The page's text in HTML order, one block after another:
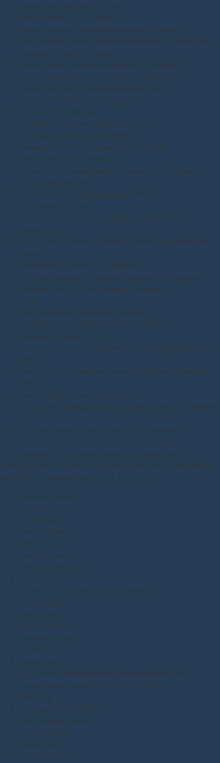
Hannes Jahr, dielinke.SDS Köln
Bernd Joemann, KV Gladbeck
Rüdiger Jurkosek, Stadtverbandssprecher Gladbeck
Vera Kaufmann, stellv. Fraktionsvorsitzende KV Kassel Stadt,
frauenpol. Sprecherin Kassel
Samina Khan, Fraktionsvorsitzende KV Offenbach
Heiner Kockerbeck, Kreisvorstand und Stadtrat Köln
Krishna Koculan, Ortsverbandssprecher und
Fraktionsvorsitzender Sankt Augustin
Bruno Kraft, KV Bremen
Angelika Link-Wilden, Sprecherin KV Köln
Linksjugend [’solid] Rheinland-Pfalz
Alexandra Mehdi, Kreissprecherin KV Solingen
Heike Meissner, KV Darmstadt
Milena Mess, Landessprecher*innenrat der Linksjugend
[’solid] Rheinland-Pfalz
Ralf Michalowsky, Landessprecher NRW
Paul Oehlke, KV Köln
Josef Oeinck, Fraktionsvorsitzender im Stadtrat Oer-
Erkenschwick
Tupac Simon Orellana Mardones, Fraktionsgeschäftsführer
Mainz
Mohammed Ouaiaou, KV Gladbeck
Christiane Reymann, Delegierte Europäische Linkspartei
Katharina Sass, KV Köln/Bergen, Norwegen
F. Saß
Rene Schneider, Kreisvorstand Koblenz
Manuela Schon, Stadtverordnete Wiesbaden
Alexander Schröder, KV Köln
Sarah Schwarzrock, Schatzmeisterin Linksjugend Rheinland-
Pfalz
David Schwind, Sprecher*innenrat Linksjugend Rheinland-
Pfalz
Thomas Steffen, Kreisvorstand Köln
Julian Theiß, Landtagskandidat in Rheinland-Pfalz, Listenplatz
4
Caroline Werner, Saarbrücken, LISA Wiesbaden
Chris Zeeh, KV Kassel Land, Linke Frauen Kassel
Stephanie Zorg-Klingler, Stadtrat Oer-Erkenschwick
UnterzeichnerInnen unter den TeilnehmerInnen des Landesparteitags
der LINKEN Rheinland-Pfalz am 28.11.2015:
Matthias Burgard
Sebastian Frech
Kai Follmann
Katrin Zengerling
Barbara Seid
Kim Brinkmann
Martin Thomas Horsch
Max Klinkner
Yannic Kaub, Beisitzer im Kreisvorstand TK
Manfred Bartl
Meral Kurnaz
Brigitte Schmeiser
Annemarie Kühnt
Anoba Leutz
Sabine Veidt
Jörg Lobach, stellvertretender Landesvorsitzender RLP
Fabian Bauer, Geschäftsführer DIE LINKE RLP
Leon Krug
Christiane Hölzer-Hößler
Elke Theisinger-Hinkel
Carsten Brosette
Rainer Hinkel
Daniela Menzel